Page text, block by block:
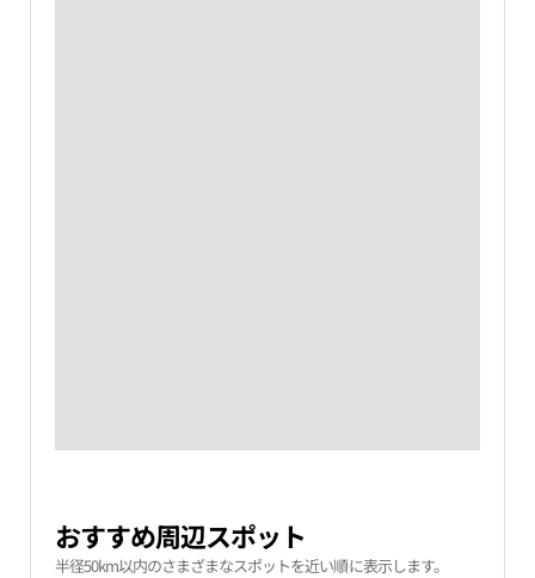
おすすめ周辺スポット
半径50km以内のさまざまなスポットを近い順に表示します。